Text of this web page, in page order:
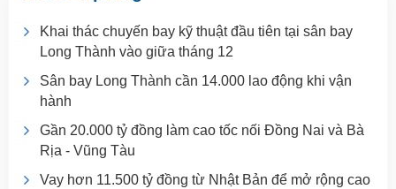
Khai thác chuyến bay kỹ thuật đầu tiên tại sân bay
Long Thành vào giữa tháng 12
Sân bay Long Thành cần 14.000 lao động khi vận
hành
Gần 20.000 tỷ đồng làm cao tốc nối Đồng Nai và Bà
Rịa - Vũng Tàu
Vay hơn 11.500 tỷ đồng từ Nhật Bản để mở rộng cao